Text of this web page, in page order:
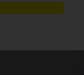
בחללים תעשייתיים